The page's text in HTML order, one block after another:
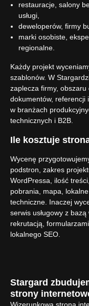
restauracje, salony
usługi,
deweloperów, firmy
marki osobiste,
regionalne.
Każdy projekt
szablonów. W
zaplecza firmy, obszaru
dokumentów, referencji
w branżach
technicznych i B2B.
Ile kosztuje
Wycenę
podstron, zakres
WordPressa, ilość
pobrania, mapa,
techniczne. Inaczej
serwis usługowy z
rekrutacją,
lokalnego SEO.
Stargard
strony